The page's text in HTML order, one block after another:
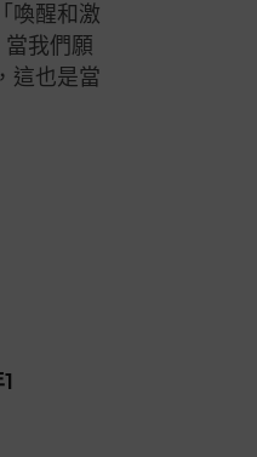
喚醒和激
我們願
這也是當